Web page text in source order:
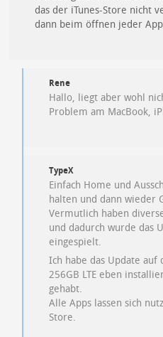
das der iTunes-Store nicht
dann beim öffnen jeder
Rene
Hallo, liegt aber wohl
Problem am MacBook,
TypeX
Einfach Home und
halten und dann wieder
Vermutlich haben
und dadurch wurde das
eingespielt.
Ich habe das Update auf
256GB LTE eben
gehabt.
Alle Apps lassen sich
Store.